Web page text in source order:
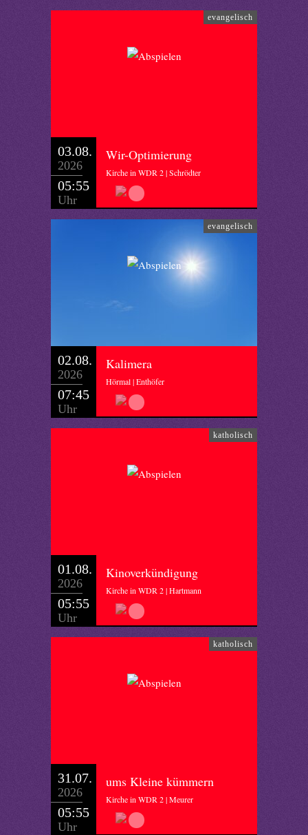
evangelisch
03.08.
2026
05:55
Uhr
Wir-Optimierung
Kirche in WDR 2 | Schrödter
evangelisch
02.08.
2026
07:45
Uhr
Kalimera
Hörmal | Enthöfer
katholisch
01.08.
2026
05:55
Uhr
Kinoverkündigung
Kirche in WDR 2 | Hartmann
katholisch
31.07.
2026
05:55
Uhr
ums Kleine kümmern
Kirche in WDR 2 | Meurer